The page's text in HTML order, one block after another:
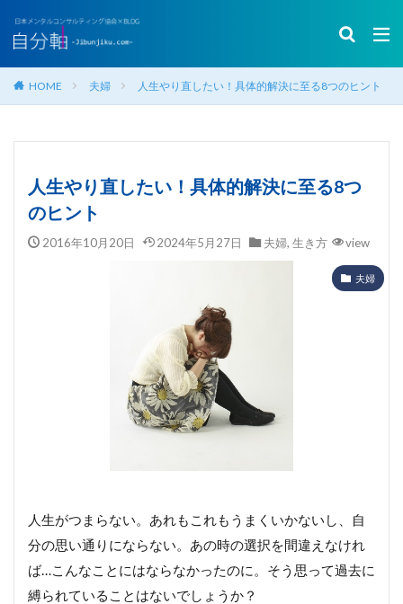
HOME 夫婦 人生やり直したい！具体的解決に至る8つのヒント
人生やり直したい！具体的解決に至る8つ
のヒント
2016年10月20日 2024年5月27日 夫婦, 生き方 view
夫婦
人生がつまらない。あれもこれもうまくいかないし、自
分の思い通りにならない。あの時の選択を間違えなけれ
ば…こんなことにはならなかったのに。そう思って過去に
縛られていることはないでしょうか？